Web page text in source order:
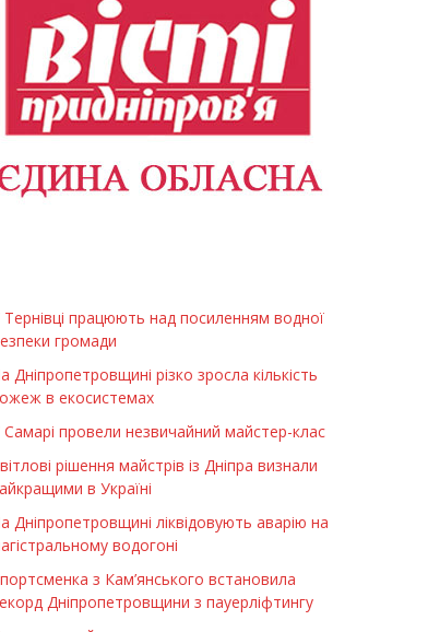
працюють над посиленням водної
громади
Дніпропетровщині різко зросла кількість
в екосистемах
провели незвичайний майстер-клас
рішення майстрів із Дніпра визнали
в Україні
Дніпропетровщині ліквідовують аварію на
водогоні
з Кам’янського встановила
Дніпропетровщини з пауерліфтингу